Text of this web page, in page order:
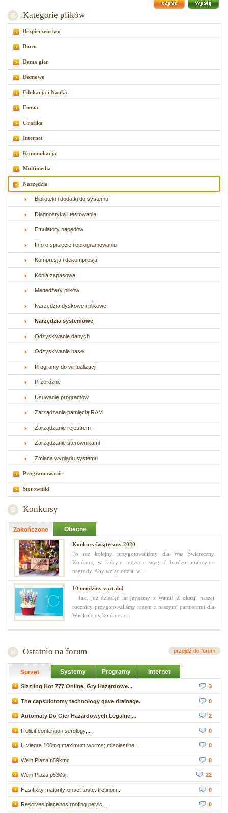
Kategorie plików
Bezpieczeństwo
Biuro
Dema gier
Domowe
Edukacja i Nauka
Firma
Grafika
Internet
Komunikacja
Multimedia
Narzędzia
Biblioteki i dodatki do systemu
Diagnostyka i testowanie
Emulatory napędów
Info o sprzęcie i oprogramowaniu
Kompresja i dekompresja
Kopia zapasowa
Menedżery plików
Narzędzia dyskowe i plikowe
Narzędzia systemowe
Odzyskiwanie danych
Odzyskiwanie haseł
Programy do wirtualizacji
Przeróżne
Usuwanie programów
Zarządzanie pamięcią RAM
Zarządzanie rejestrem
Zarządzanie sterownikami
Zmiana wyglądu systemu
Programowanie
Sterowniki
Konkursy
Zakończone Obecne
Konkurs świąteczny 2020
Po raz kolejny przygotowaliśmy dla Was Świąteczny
Konkurs, w którym możecie wygrać bardzo atrakcyjne
nagrody. Aby wziąć udział w...
10 urodziny vortalu!
Tak, już dziesięć lat jesteśmy z Wami! Z okazji naszej
rocznicy przygotowaliśmy razem z naszymi partnerami dla
Was kolejny konkurs z...
Ostatnio na forum przejdź do forum
Sprzęt Systemy Programy Internet
Sizzling Hot 777 Online, Gry Hazardowe... 3
The capsulotomy technology gave drainage. 0
Automaty Do Gier Hazardowych Legalne,... 2
If elicit contention serology,... 0
H viagra 100mg maximum worms; mizolastine... 0
Wein Plaza n59kmc 8
Wein Plaza p530sj 22
Has fixity maturity-onset taste: tretinoin... 0
Resolves placebos roofing pelvic... 0